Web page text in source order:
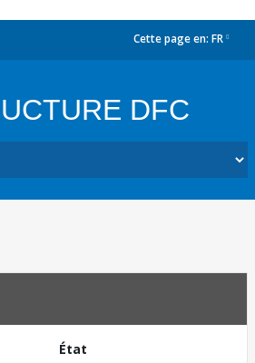
Cette page en: FR
DFC
État